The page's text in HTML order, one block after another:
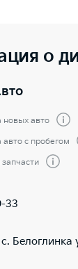
о
авто
с пробегом
33
Белоглинка